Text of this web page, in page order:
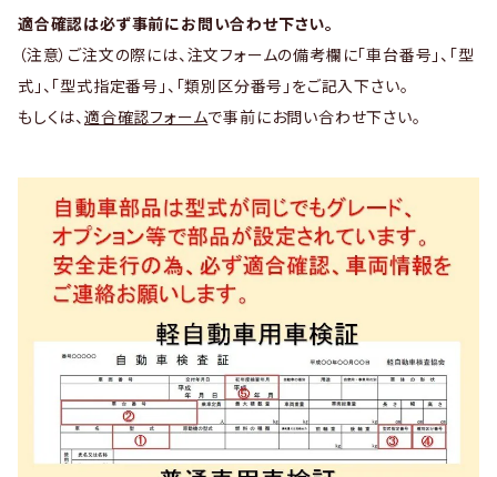
適合確認は必ず事前にお問い合わせ下さい。
（注意）ご注文の際には、注文フォームの備考欄に「車台番号」、「型
式」、「型式指定番号」、「類別区分番号」をご記入下さい。
もしくは、 適合確認フォームで事前にお問い合わせ下さい。